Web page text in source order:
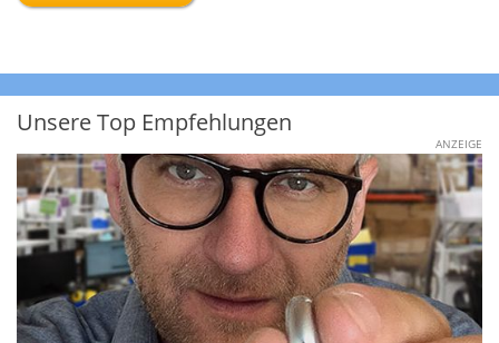
Unsere Top Empfehlungen
ANZEIGE